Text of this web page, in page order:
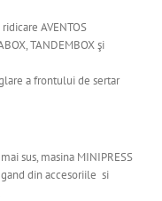
AVENTOS
TANDEMBOX şi
a frontului de sertar
sus, masina MINIPRESS
din accesoriile si